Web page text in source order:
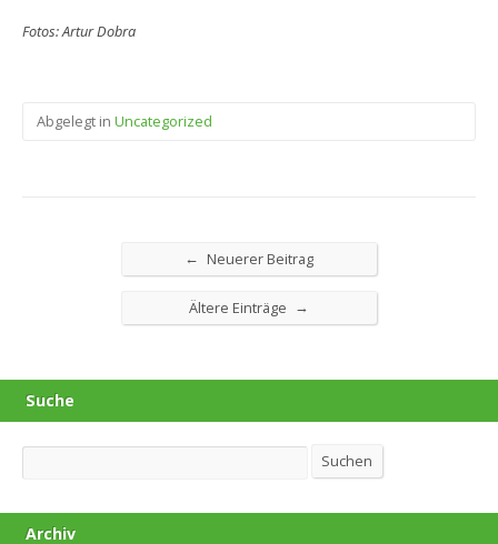
Fotos: Artur Dobra
Abgelegt in Uncategorized
← Neuerer Beitrag
Ältere Einträge →
Suche
Suchen Suchen
Archiv